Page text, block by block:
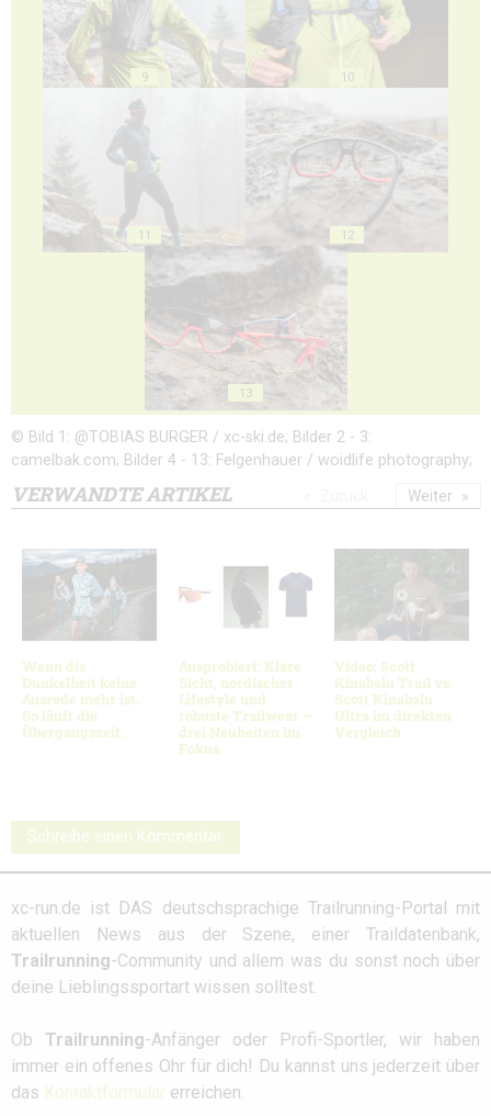
9 10
11 12
13
© Bild 1: @TOBIAS BURGER / xc-ski.de; Bilder 2 - 3:
camelbak.com; Bilder 4 - 13: Felgenhauer / woidlife photography;
VERWANDTE ARTIKEL
Wenn die
Dunkelheit keine
Ausrede mehr ist.
So läuft die
Übergangszeit.
Ausprobiert: Klare
Sicht, nordischer
Lifestyle und
robuste Trailwear –
drei Neuheiten im
Fokus
Video: Scott
Kinabalu Trail vs.
Scott Kinabalu
Ultra im direkten
Vergleich
Weiter
Schreibe einen Kommentar
xc-run.de ist DAS deutschsprachige Trailrunning-Portal mit
aktuellen News aus der Szene, einer Traildatenbank,
Trailrunning-Community und allem was du sonst noch über
deine Lieblingssportart wissen solltest.
Ob Trailrunning-Anfänger oder Profi-Sportler, wir haben
immer ein offenes Ohr für dich! Du kannst uns jederzeit über
das Kontaktformular erreichen.